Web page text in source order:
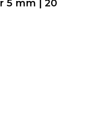
5 mm | 20